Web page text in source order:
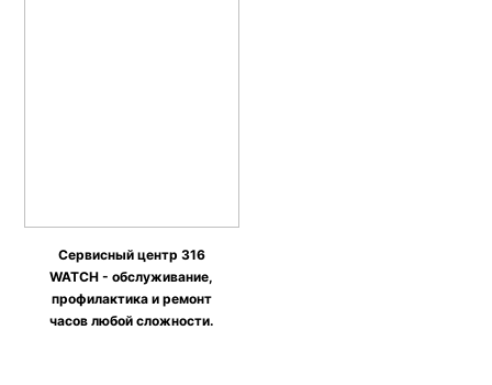
Сервисный центр 316
WATCH - обслуживание,
профилактика и ремонт
часов любой сложности.